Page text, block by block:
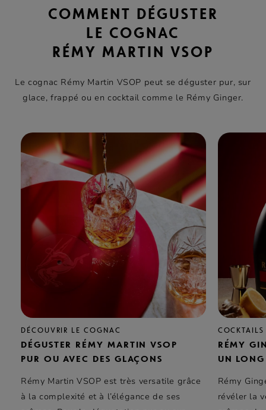
COMMENT DÉGUSTER
LE COGNAC
RÉMY MARTIN VSOP
Le cognac Rémy Martin VSOP peut se déguster pur, sur
glace, frappé ou en cocktail comme le Rémy Ginger.
DÉCOUVRIR LE COGNAC
DÉGUSTER RÉMY MARTIN VSOP
PUR OU AVEC DES GLAÇONS
Rémy Martin VSOP est très versatile grâce
à la complexité et à l’élégance de ses
COCKTAILS
RÉMY
UN
Rémy
révéler la